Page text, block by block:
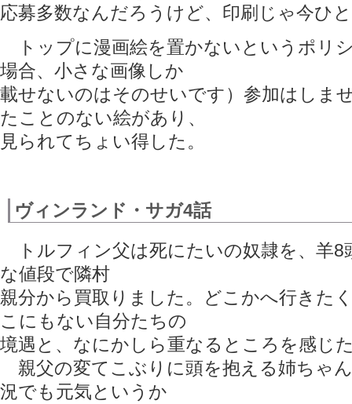
応募多数なんだろうけど、印刷じゃ今ひ
トップに漫画絵を置かないというポリ
場合、小さな画像しか
載せないのはそのせいです）参加はしま
たことのない絵があり、
見られてちょい得した。
ヴィンランド・サガ4話
トルフィン父は死にたいの奴隷を、羊8
な値段で隣村
親分から買取りました。どこかへ行きた
こにもない自分たちの
境遇と、なにかしら重なるところを感じ
親父の変てこぶりに頭を抱える姉ちゃ
況でも元気というか